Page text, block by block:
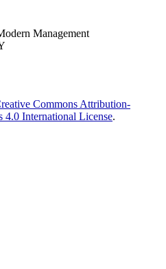
Management
Commons Attribution-
International License.